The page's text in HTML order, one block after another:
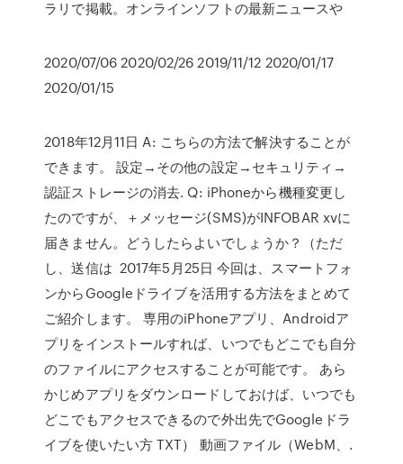
ラリで掲載。オンラインソフトの最新ニュースや
2020/07/06 2020/02/26 2019/11/12 2020/01/17
2020/01/15
2018年12月11日 A: こちらの方法で解決することが
できます。 設定→その他の設定→セキュリティ→
認証ストレージの消去. Q: iPhoneから機種変更し
たのですが、＋メッセージ(SMS)がINFOBAR xvに
届きません。どうしたらよいでしょうか？（ただ
し、送信は 2017年5月25日 今回は、スマートフォ
ンからGoogleドライブを活用する方法をまとめて
ご紹介します。 専用のiPhoneアプリ、Androidア
プリをインストールすれば、いつでもどこでも自分
のファイルにアクセスすることが可能です。 あら
かじめアプリをダウンロードしておけば、いつでも
どこでもアクセスできるので外出先でGoogleドラ
イブを使いたい方 TXT） 動画ファイル（WebM、.